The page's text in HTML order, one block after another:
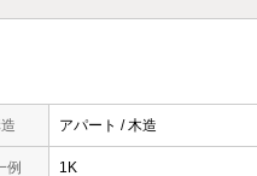
アパート / 木造
例 1K